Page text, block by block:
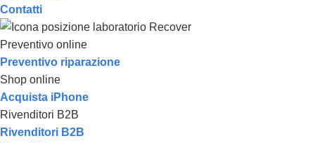
Contatti
Preventivo online
Preventivo riparazione
Shop online
Acquista iPhone
Rivenditori B2B
Rivenditori B2B